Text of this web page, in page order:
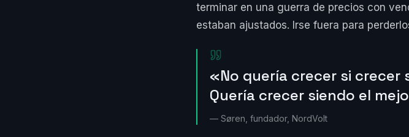
terminar en una guerra de precios con
estaban ajustados. Irse fuera para
«No quería crecer si crecer
Quería crecer siendo el
— Søren, fundador, NordVolt